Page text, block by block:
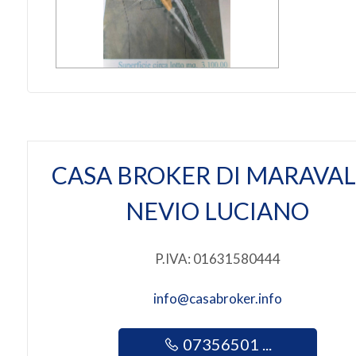
CASA BROKER DI
NEVIO LUCIANO
P.IVA: 01631580444
info@casabroker.info
07356501 ...
Posto auto/Box